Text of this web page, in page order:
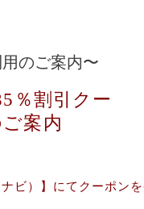
のご案内〜
％割引クー
案内
ビ）】にてクーポン